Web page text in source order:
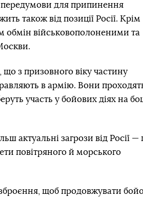
передумови для припинення
також від позиції Росії. Крім
обмін військовополоненими та
з призовного віку частину
в армію. Вони
участь у бойових діях на
актуальні загрози від Росії —
повітряного й морського
щоб продовжувати